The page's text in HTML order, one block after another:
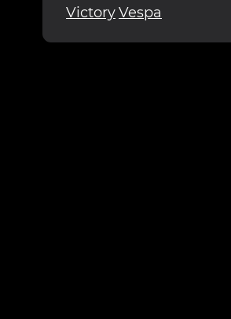
VictoryVespa